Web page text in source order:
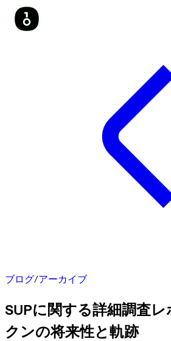
ブログ/アーカイブ
SUPに関する詳細調査
クンの将来性と軌跡